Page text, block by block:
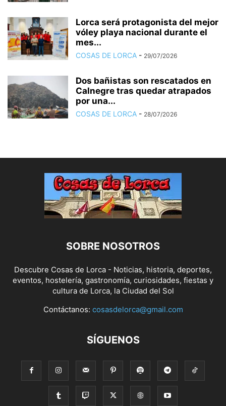
Lorca será protagonista del mejor
vóley playa nacional durante el
mes...
COSAS DE LORCA - 29/07/2026
Dos bañistas son rescatados en
Calnegre tras quedar atrapados
por una...
COSAS DE LORCA - 28/07/2026
SOBRE NOSOTROS
Descubre Cosas de Lorca - Noticias, historia, deportes,
eventos, hostelería, gastronomía, curiosidades, fiestas y
cultura de Lorca, la Ciudad del Sol
Contáctanos: cosasdelorca@gmail.com
SÍGUENOS